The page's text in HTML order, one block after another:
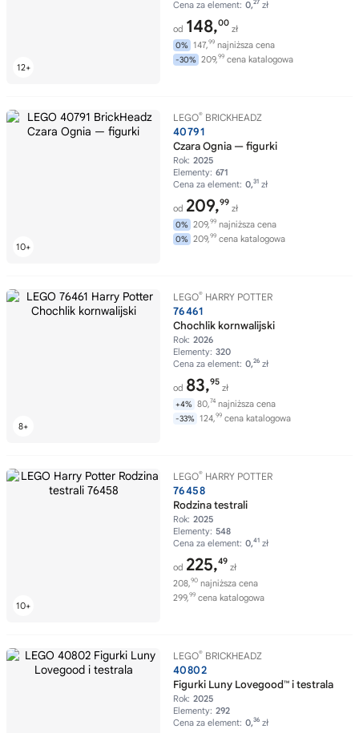
Cena za element: 0,27 zł
od 148,00
zł
0% 147,99 najniższa cena
-30% 209,99 cena katalogowa
LEGO® BRICKHEADZ
40791
Czara Ognia — figurki
Rok: 2025
Elementy: 671
Cena za element: 0,31 zł
od 209,99
zł
0% 209,99 najniższa cena
0% 209,99 cena katalogowa
LEGO® HARRY POTTER
76461
Chochlik kornwalijski
Rok: 2026
Elementy: 320
Cena za element: 0,26 zł
od 83,95
zł
+4% 80,74 najniższa cena
-33% 124,99 cena katalogowa
LEGO® HARRY POTTER
76458
Rodzina testrali
Rok: 2025
Elementy: 548
Cena za element: 0,41 zł
od 225,49
zł
208,90 najniższa cena
299,99 cena katalogowa
LEGO® BRICKHEADZ
40802
Figurki Luny Lovegood™ i testrala
Rok: 2025
Elementy: 292
Cena za element: 0,36 zł